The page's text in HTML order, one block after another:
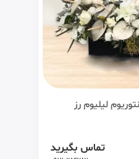
لیلیوم رز
تماس بگیرید